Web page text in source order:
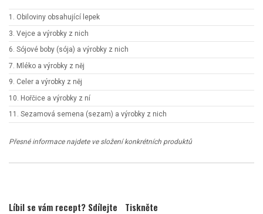
1. Obiloviny obsahující lepek
3. Vejce a výrobky z nich
6. Sójové boby (sója) a výrobky z nich
7. Mléko a výrobky z něj
9. Celer a výrobky z něj
10. Hořčice a výrobky z ní
11. Sezamová semena (sezam) a výrobky z nich
Přesné informace najdete ve složení konkrétních produktů
Líbil se vám recept? Sdílejte Tiskněte